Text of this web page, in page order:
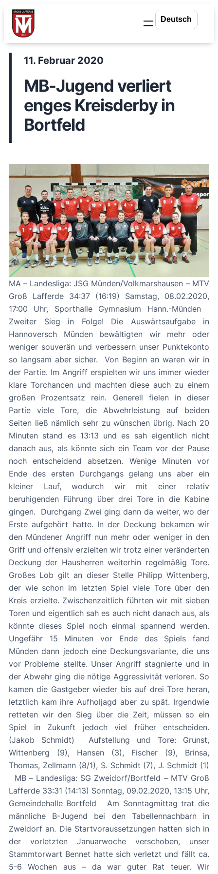
Zum
Inhalt
springen
11. Februar 2020
MB-Jugend verliert
enges Kreisderby in
Bortfeld
MA – Landesliga: JSG Münden/Volkmarshausen – MTV
Groß Lafferde 34:37 (16:19) Samstag, 08.02.2020,
17:00 Uhr, Sporthalle Gymnasium Hann.-Münden
Zweiter Sieg in Folge! Die Auswärtsaufgabe in
Hannoversch Münden bewältigten wir mehr oder
weniger souverän und verbessern unser Punktekonto
so langsam aber sicher. Von Beginn an waren wir in
der Partie. Im Angriff erspielten wir uns immer wieder
klare Torchancen und machten diese auch zu einem
großen Prozentsatz rein. Generell fielen in dieser
Partie viele Tore, die Abwehrleistung auf beiden
Seiten ließ nämlich sehr zu wünschen übrig. Nach 20
Minuten stand es 13:13 und es sah eigentlich nicht
danach aus, als könnte sich ein Team vor der Pause
noch entscheidend absetzen. Wenige Minuten vor
Ende des ersten Durchgangs gelang uns aber ein
kleiner Lauf, wodurch wir mit einer relativ
beruhigenden Führung über drei Tore in die Kabine
gingen. Durchgang Zwei ging dann da weiter, wo der
Erste aufgehört hatte. In der Deckung bekamen wir
den Mündener Angriff nun mehr oder weniger in den
Griff und offensiv erzielten wir trotz einer veränderten
Deckung der Hausherren weiterhin regelmäßig Tore.
Großes Lob gilt an dieser Stelle Philipp Wittenberg,
der wie schon im letzten Spiel viele Tore über den
Kreis erzielte. Zwischenzeitlich führten wir mit sieben
Toren und eigentlich sah es auch nicht danach aus, als
könnte dieses Spiel noch einmal spannend werden.
Ungefähr 15 Minuten vor Ende des Spiels fand
Münden dann jedoch eine Deckungsvariante, die uns
vor Probleme stellte. Unser Angriff stagnierte und in
der Abwehr ging die nötige Aggressivität verloren. So
kamen die Gastgeber wieder bis auf drei Tore heran,
letztlich kam ihre Aufholjagd aber zu spät. Irgendwie
retteten wir den Sieg über die Zeit, müssen so ein
Spiel in Zukunft jedoch viel früher entscheiden.
(Jakob Schmidt) Aufstellung und Tore: Grunst,
Wittenberg (9), Hansen (3), Fischer (9), Brinsa,
Thomas, Zellmann (8/1), S. Schmidt (7), J. Schmidt (1)
Lafferde 33:31 (14:13) Sonntag, 09.02.2020, 13:15 Uhr,
Gemeindehalle Bortfeld Am Sonntagmittag trat die
männliche B-Jugend bei den Tabellennachbarn in
Zweidorf an. Die Startvoraussetzungen hatten sich in
der vorletzten Januarwoche verschoben, unser
Stammtorwart Bennet hatte sich verletzt und fällt ca.
5-6 Wochen aus – da war guter Rat teuer. Wir